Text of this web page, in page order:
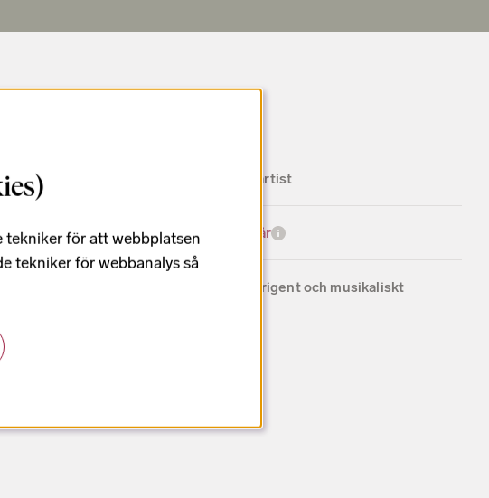
Magnus Uggla, artist
Arméns Musikkår
Joakim Hallin, dirigent och musikaliskt
tekniker för att webbplatsen
tekniker för webbanalys så